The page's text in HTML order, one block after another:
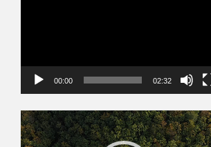
00:00 02:32
Videólejátszó